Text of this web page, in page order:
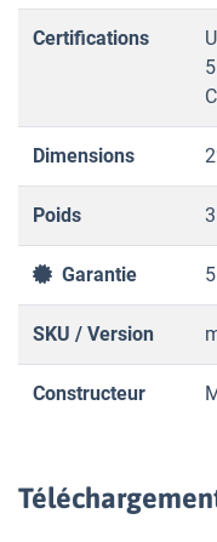
Certifications
Dimensions
Poids
Garantie
SKU / Version
Constructeur